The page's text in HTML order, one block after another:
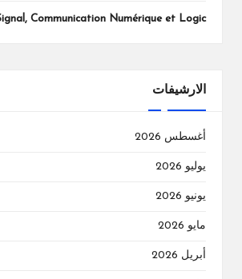
Communication Numérique et Logic
الارشيفات
أغسطس 2026
يوليو 2026
يونيو 2026
مايو 2026
أبريل 2026